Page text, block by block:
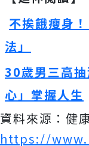
不挨餓瘦身
法」
30歲男三高
心」掌握人生
資料來源：健
https://